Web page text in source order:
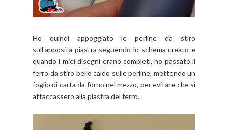
Ho quindi appoggiato le perline da stiro
sull'apposita piastra seguendo lo schema creato e
quando i miei disegni erano completi, ho passato il
ferro da stiro bello caldo sulle perline, mettendo un
foglio di carta da forno nel mezzo, per evitare che si
attaccassero alla piastra del ferro.